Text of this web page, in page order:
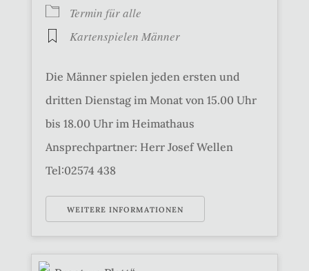
Termin für alle
Kartenspielen Männer
Die Männer spielen jeden ersten und
dritten Dienstag im Monat von 15.00 Uhr
bis 18.00 Uhr im Heimathaus
Ansprechpartner: Herr Josef Wellen
Tel:02574 438
WEITERE INFORMATIONEN